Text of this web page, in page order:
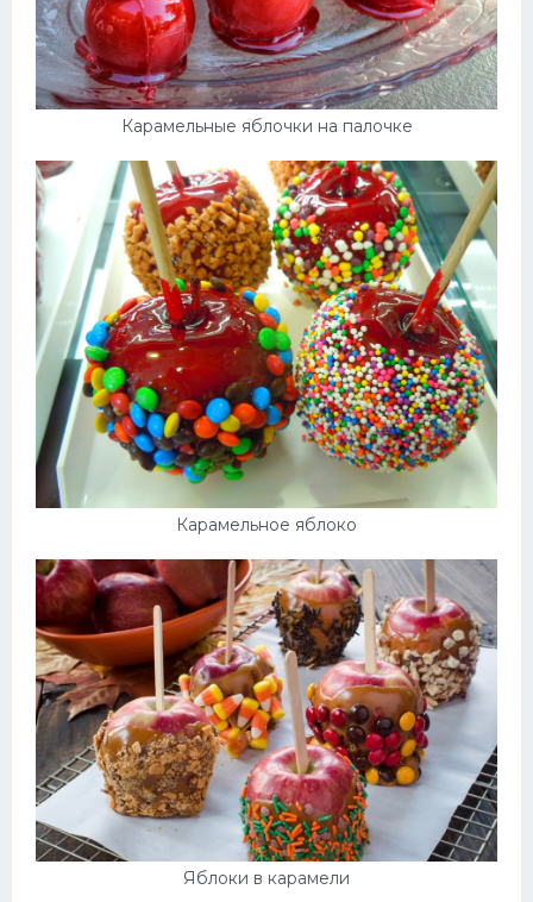
Карамельные яблочки на палочке
Карамельное яблоко
Яблоки в карамели